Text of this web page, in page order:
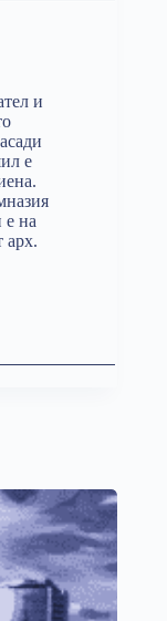
и
е
е на
арх.